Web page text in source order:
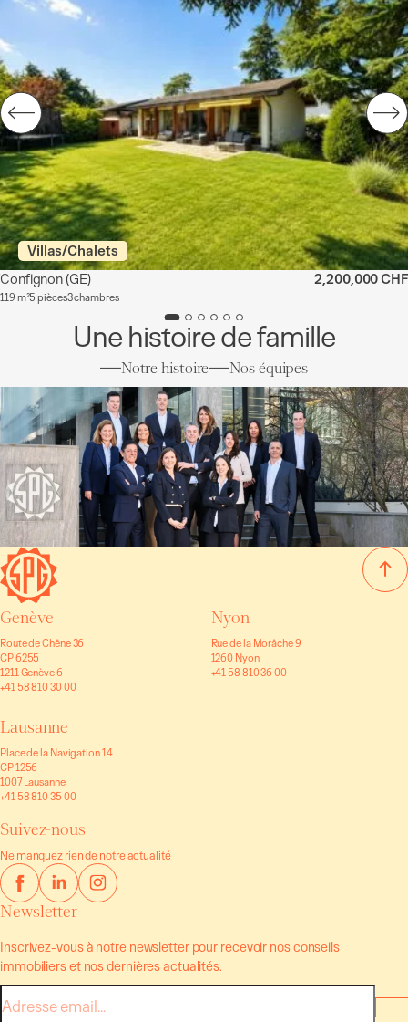
Villas/Chalets
Confignon(GE)
119 m²5 pièces3 chambres
2,200,000 CHF
Une histoire de famille
Notre histoire Nos équipes
Genève
Route de Chêne 36
CP 6255
1211 Genève 6
+41 58 810 30 00
Nyon
Rue de la Morâche 9
1260 Nyon
+41 58 810 36 00
Lausanne
Place de la Navigation 14
CP 1256
1007 Lausanne
+41 58 810 35 00
Suivez-nous
Ne manquez rien de notre actualité
Newsletter
Inscrivez-vous à notre newsletter pour recevoir nos conseils
immobiliers et nos dernières actualités.
E-
mail